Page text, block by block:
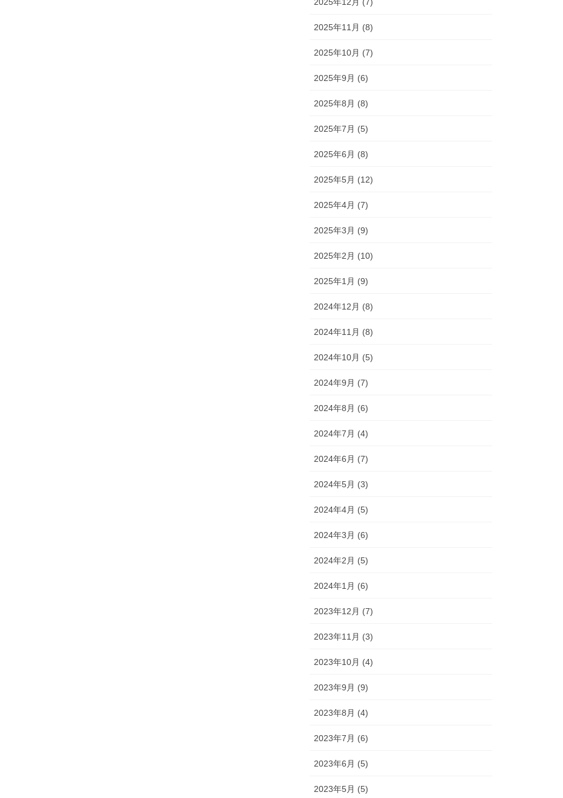
2025年11月 (8)
2025年10月 (7)
2025年9月 (6)
2025年8月 (8)
2025年7月 (5)
2025年6月 (8)
2025年5月 (12)
2025年4月 (7)
2025年3月 (9)
2025年2月 (10)
2025年1月 (9)
2024年12月 (8)
2024年11月 (8)
2024年10月 (5)
2024年9月 (7)
2024年8月 (6)
2024年7月 (4)
2024年6月 (7)
2024年5月 (3)
2024年4月 (5)
2024年3月 (6)
2024年2月 (5)
2024年1月 (6)
2023年12月 (7)
2023年11月 (3)
2023年10月 (4)
2023年9月 (9)
2023年8月 (4)
2023年7月 (6)
2023年6月 (5)
2023年5月 (5)